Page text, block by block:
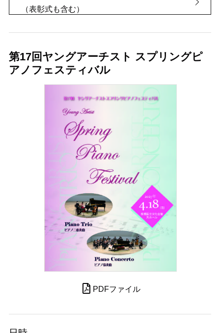
（表彰式も含む）
第17回ヤングアーチスト スプリングピ
アノフェスティバル
PDFファイル